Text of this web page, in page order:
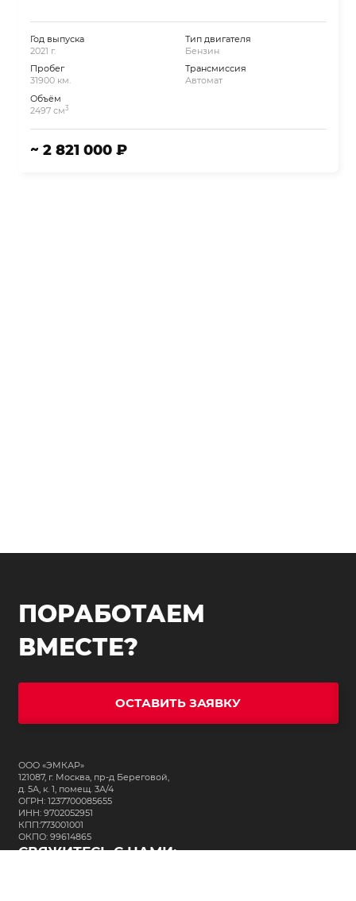
Год выпуска
2021 г.
Пробег
31900 км.
Объём
2497 см3
Тип двигателя
Бензин
Трансмиссия
Автомат
~ 2 821 000 ₽
ПОРАБОТАЕМ
ВМЕСТЕ?
ОСТАВИТЬ ЗАЯВКУ
ООО «ЭМКАР»
121087, г. Москва, пр-д Береговой,
д. 5А, к. 1, помещ. 3А/4
ОГРН: 1237700085655
ИНН: 9702052951
КПП:773001001
ОКПО: 99614865
СВЯЖИТЕСЬ С НАМИ: